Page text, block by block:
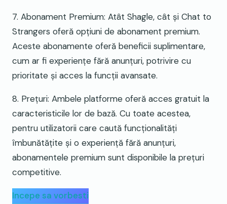
7. Abonament Premium: Atât Shagle, cât și Chat to
Strangers oferă opțiuni de abonament premium.
Aceste abonamente oferă beneficii suplimentare,
cum ar fi experiențe fără anunțuri, potrivire cu
prioritate și acces la funcții avansate.
8. Prețuri: Ambele platforme oferă acces gratuit la
caracteristicile lor de bază. Cu toate acestea,
pentru utilizatorii care caută funcționalități
îmbunătățite și o experiență fără anunțuri,
abonamentele premium sunt disponibile la prețuri
competitive.
Incepe sa vorbesti